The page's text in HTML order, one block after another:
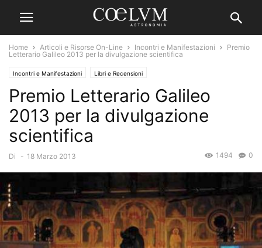
Home Articoli e Risorse On-Line Incontri e Manifestazioni
Premio
Letterario Galileo 2013 per la divulgazione scientifica
Incontri e Manifestazioni Libri e Recensioni
Premio Letterario Galileo
2013 per la divulgazione
scientifica
Di - 18 Marzo 2013 0
1494